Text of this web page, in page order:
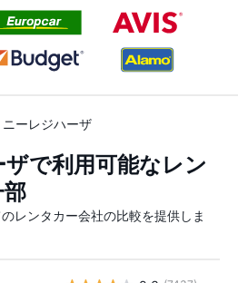
ーレジハーザ
で利用可能なレン
レンタカー会社の比較を提供しま